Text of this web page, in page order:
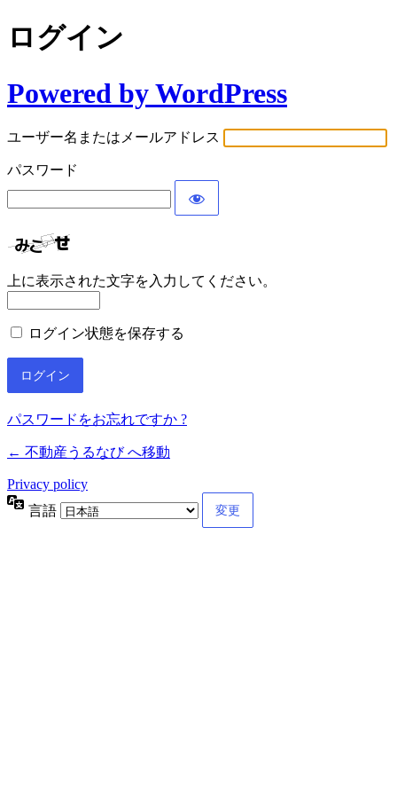
ログイン
Powered by WordPress
ユーザー名またはメールアドレス
パスワード
上に表示された文字を入力してください。
ログイン状態を保存する
パスワードをお忘れですか ?
← 不動産うるなび へ移動
Privacy policy
言語